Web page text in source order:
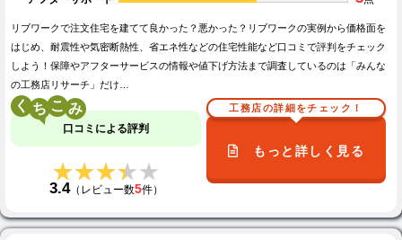
リブワークで注文住宅を建てて良かった？悪かった？リブワークの実例から価格面を
はじめ、耐震性や気密断熱性、省エネ性などの住宅性能など口コミで評判をチェック
しよう！保障やアフターサービスの情報や値下げ方法まで調査しているのは「みんな
の工務店リサーチ」だけ…
く こ
口コミによる評判
★★★★★
★★★★★
3.4（レビュー数5件）
工務店の詳細をチェック！
もっと詳しく見る